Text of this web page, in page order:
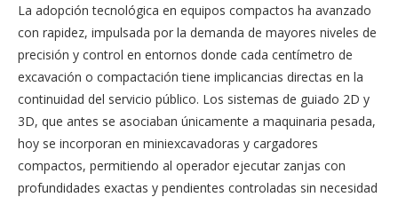
La adopción tecnológica en equipos compactos ha avanzado
con rapidez, impulsada por la demanda de mayores niveles de
precisión y control en entornos donde cada centímetro de
excavación o compactación tiene implicancias directas en la
continuidad del servicio público. Los sistemas de guiado 2D y
3D, que antes se asociaban únicamente a maquinaria pesada,
hoy se incorporan en miniexcavadoras y cargadores
compactos, permitiendo al operador ejecutar zanjas con
profundidades exactas y pendientes controladas sin necesidad